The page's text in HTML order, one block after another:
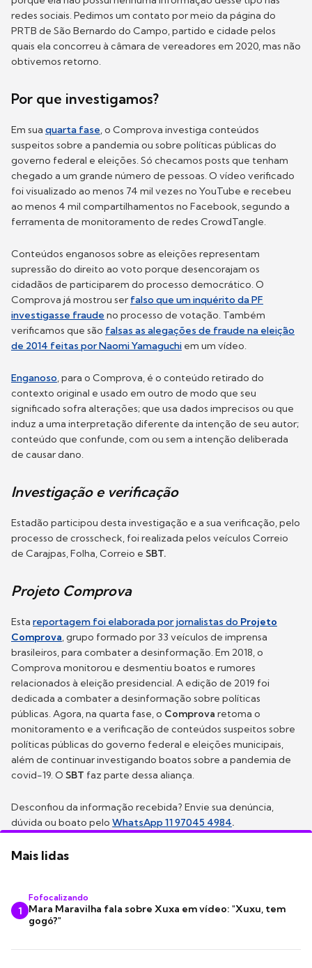
redes sociais. Pedimos um contato por meio da página do
PRTB de São Bernardo do Campo, partido e cidade pelos
quais ela concorreu à câmara de vereadores em 2020, mas não
obtivemos retorno.
Por que investigamos?
Em sua quarta fase, o Comprova investiga conteúdos
suspeitos sobre a pandemia ou sobre políticas públicas do
governo federal e eleições. Só checamos posts que tenham
chegado a um grande número de pessoas. O vídeo verificado
foi visualizado ao menos 74 mil vezes no YouTube e recebeu
ao menos 4 mil compartilhamentos no Facebook, segundo a
ferramenta de monitoramento de redes CrowdTangle.
Conteúdos enganosos sobre as eleições representam
supressão do direito ao voto porque desencorajam os
cidadãos de participarem do processo democrático. O
Comprova já mostrou ser falso que um inquérito da PF
investigasse fraude no processo de votação. Também
verificamos que são falsas as alegações de fraude na eleição
de 2014 feitas por Naomi Yamaguchi em um vídeo.
Enganoso, para o Comprova, é o conteúdo retirado do
contexto original e usado em outro de modo que seu
significado sofra alterações; que usa dados imprecisos ou que
induz a uma interpretação diferente da intenção de seu autor;
conteúdo que confunde, com ou sem a intenção deliberada
de causar dano.
Investigação e verificação
Estadão participou desta investigação e a sua verificação, pelo
processo de crosscheck, foi realizada pelos veículos Correio
de Carajpas, Folha, Correio e SBT.
Projeto Comprova
Esta reportagem foi elaborada por jornalistas do Projeto
Comprova, grupo formado por 33 veículos de imprensa
brasileiros, para combater a desinformação. Em 2018, o
Comprova monitorou e desmentiu boatos e rumores
relacionados à eleição presidencial. A edição de 2019 foi
dedicada a combater a desinformação sobre políticas
públicas. Agora, na quarta fase, o Comprova retoma o
monitoramento e a verificação de conteúdos suspeitos sobre
políticas públicas do governo federal e eleições municipais,
além de continuar investigando boatos sobre a pandemia de
covid-19. O SBT faz parte dessa aliança.
Desconfiou da informação recebida? Envie sua denúncia,
dúvida ou boato pelo WhatsApp 11 97045 4984.
Mais lidas
1
Fofocalizando
Mara Maravilha fala sobre Xuxa em vídeo: "Xuxu, tem
gogó?"